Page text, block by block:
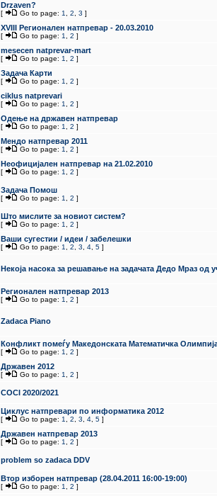
Drzaven?
[ Go to page: 1 2 3 ]
XVIII Регионален натпревар - 20.03.2010
[ Go to page: 1 2 ]
mesecen natprevar-mart
[ Go to page: 1 2 ]
Задача Карти
[ Go to page: 1 2 ]
ciklus natprevari
[ Go to page: 1 2 ]
Одење на државен натпревар
[ Go to page: 1 2 ]
Мендо натпревар 2011
[ Go to page: 1 2 ]
Неофицијален натпревар на 21.02.2010
[ Go to page: 1 2 ]
Задача Помош
[ Go to page: 1 2 ]
Што мислите за новиот систем?
[ Go to page: 1 2 ]
Ваши сугестии / идеи / забелешки
[ Go to page: 1 2 3 4 5 ]
Некоја насока за решавање на задачата Дедо Мраз од
Регионален натпревар 2013
[ Go to page: 1 2 ]
Zadaca Piano
Конфликт помеѓу Македонската Математичка
[ Go to page: 1 2 ]
Државен 2012
[ Go to page: 1 2 ]
COCI 2020/2021
Циклус натпревари по информатика 2012
[ Go to page: 1 2 3 4 5 ]
Државен натпревар 2013
[ Go to page: 1 2 ]
problem so zadaca DDV
Втор изборен натпревар (28.04.2011 16:00-19:00)
[ Go to page: 1 2 ]